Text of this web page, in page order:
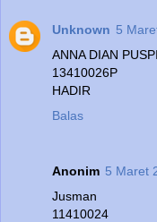
Unknown 5
ANNA DIAN
13410026P
HADIR
Balas
Anonim 5 Maret
Jusman
11410024